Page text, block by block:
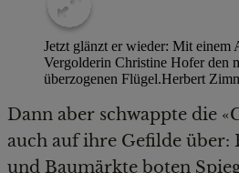
Jetzt glänzt er wieder: Mit einem
Vergolderin Christine Hofer den
überzogenen Flügel.Herbert
Dann aber schwappte die
auch auf ihre Gefilde
und Baumärkte boten